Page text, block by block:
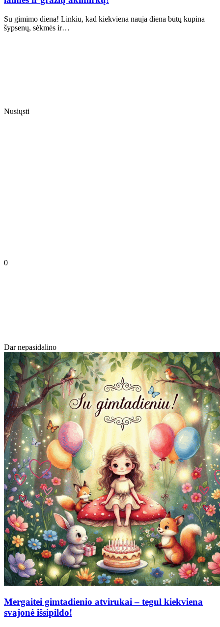
Su gimimo diena! Linkiu, kad kiekviena nauja diena būtų kupina
šypsenų, sėkmės ir…
Nusiųsti
0
Dar nepasidalino
Mergaitei gimtadienio atvirukai – tegul kiekviena
svajonė išsipildo!